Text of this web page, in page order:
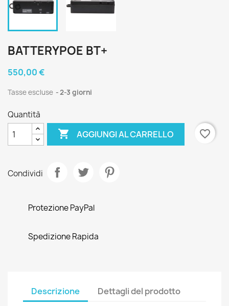
BATTERYPOE BT+
550,00 €
Tasse escluse 2-3 giorni
Quantità
 AGGIUNGI AL CARRELLO favorite_border
Condividi
Protezione PayPal
Spedizione Rapida
Descrizione Dettagli del prodotto